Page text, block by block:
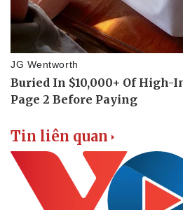
Tin liên quan